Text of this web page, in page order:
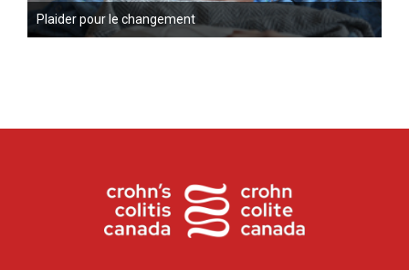
Plaider pour le changement